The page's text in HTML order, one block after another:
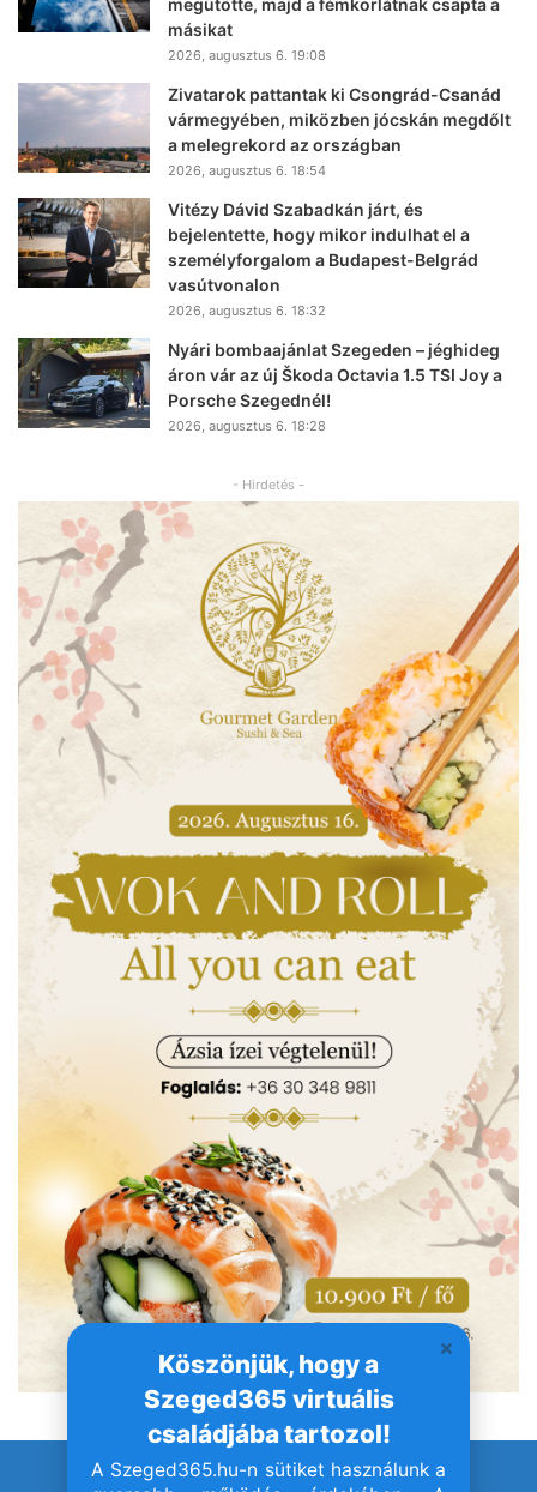
Köszönjük, hogy a
Szeged365 virtuális
családjába tartozol!
A Szeged365.hu-n sütiket használunk a
másikat
2026, augusztus 6. 19:08
Zivatarok pattantak ki Csongrád-Csanád
vármegyében, miközben jócskán megdőlt
a melegrekord az országban
2026, augusztus 6. 18:54
Vitézy Dávid Szabadkán járt, és
bejelentette, hogy mikor indulhat el a
személyforgalom a Budapest-Belgrád
vasútvonalon
2026, augusztus 6. 18:32
Nyári bombaajánlat Szegeden – jéghideg
áron vár az új Škoda Octavia 1.5 TSI Joy a
Porsche Szegednél!
2026, augusztus 6. 18:28
- Hirdetés -
© Szeged365.hu I Minden jog fenntartva!